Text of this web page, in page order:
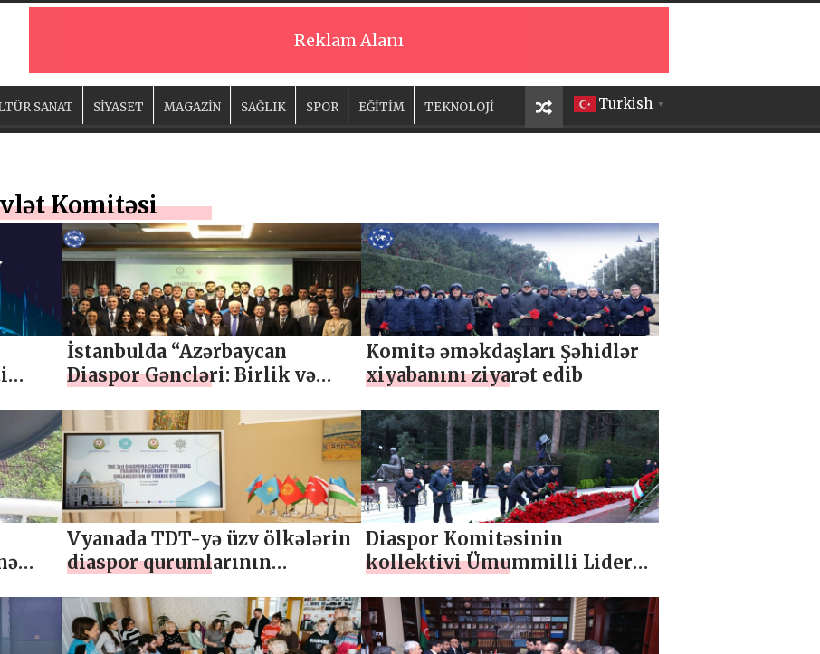
Reklam Alanı
Turkish ▼
SANAT SİYASET MAGAZİN SAĞLIK SPOR EĞİTİM TEKNOLOJİ
Komitəsi
İstanbulda “Azərbaycan
Diaspor Gəncləri: Birlik və
Komitə əməkdaşları Şəhidlər
xiyabanını ziyarət edib
Vyanada TDT-yə üzv ölkələrin
diaspor qurumlarının
Diaspor Komitəsinin
kollektivi Ümummilli Liderin